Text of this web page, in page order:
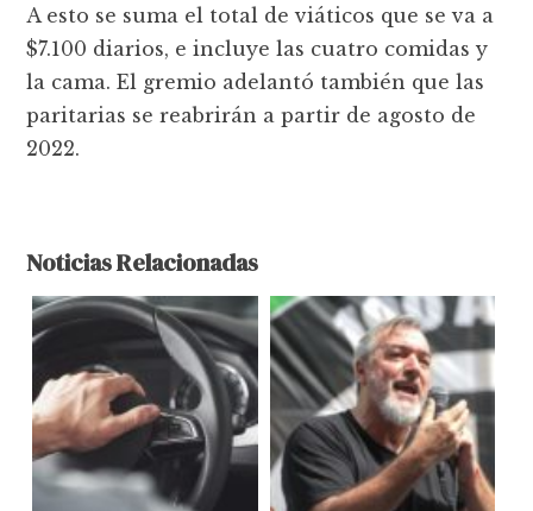
A esto se suma el total de viáticos que se va a
$7.100 diarios, e incluye las cuatro comidas y
la cama. El gremio adelantó también que las
paritarias se reabrirán a partir de agosto de
2022.
Noticias Relacionadas